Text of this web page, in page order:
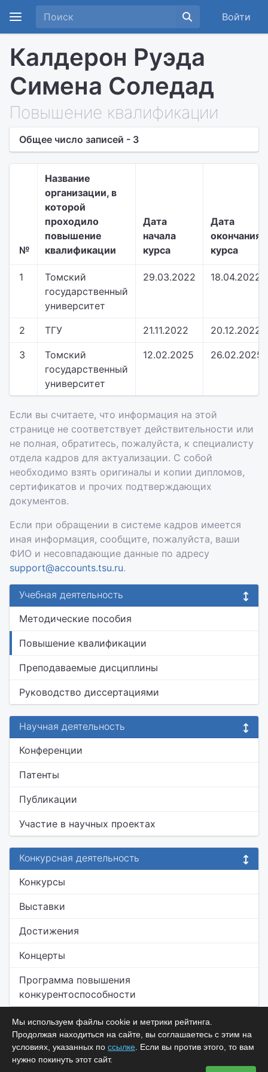
Войти
Калдерон Руэда
Симена Соледад
Повышение квалификации
Общее число записей - 3
№
Название
организации, в
которой
проходило
повышение
квалификации
Дата
начала
курса
Дата
окончания
курса
1
Томский
государственный
университет
29.03.2022 18.04.2022
2 ТГУ 21.11.2022 20.12.2022
3
Томский
государственный
университет
12.02.2025 26.02.2025
Если вы считаете, что информация на этой
странице не соответствует действительности или
не полная, обратитесь, пожалуйста, к специалисту
отдела кадров для актуализации. С собой
необходимо взять оригиналы и копии дипломов,
сертификатов и прочих подтверждающих
документов.
Если при обращении в системе кадров имеется
иная информация, сообщите, пожалуйста, ваши
ФИО и несовпадающие данные по адресу
support@accounts.tsu.ru.
Учебная деятельность
Методические пособия
Повышение квалификации
Преподаваемые дисциплины
Руководство диссертациями
Научная деятельность
Конференции
Патенты
Публикации
Участие в научных проектах
Конкурсная деятельность
Конкурсы
Выставки
Достижения
Концерты
Программа повышения
конкурентоспособности
Мы используем файлы cookie и метрики рейтинга.
Продолжая находиться на сайте, вы соглашаетесь с этим на
условиях, указанных по ссылке . Если вы против этого, то вам
нужно покинуть этот сайт.